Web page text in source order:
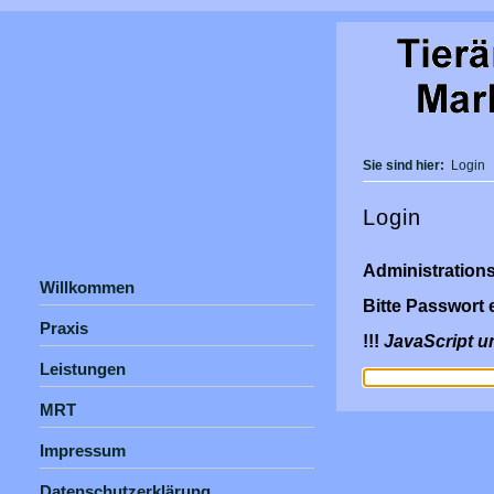
Willkommen
Praxis
Leistungen
MRT
Impressum
Sie sind hier: Login
Login
Bitte Passwort
!!!JavaScript